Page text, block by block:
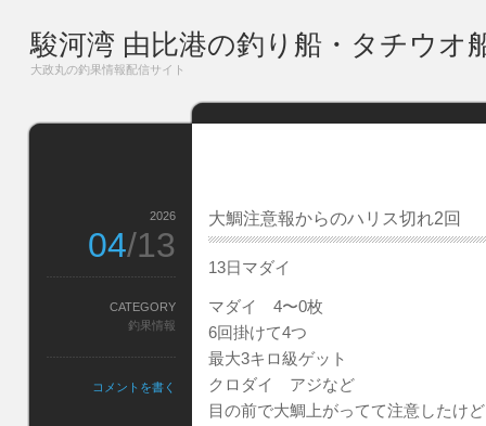
駿河湾 由比港の釣り船・タチウオ
大政丸の釣果情報配信サイト
大鯛注意報からのハリス切れ2回
13日マダイ
マダイ 4〜0枚
6回掛けて4つ
最大3キロ級ゲット
クロダイ アジなど
目の前で大鯛上がってて注意したけ
2026
04/13
CATEGORY
釣果情報
コメントを書く